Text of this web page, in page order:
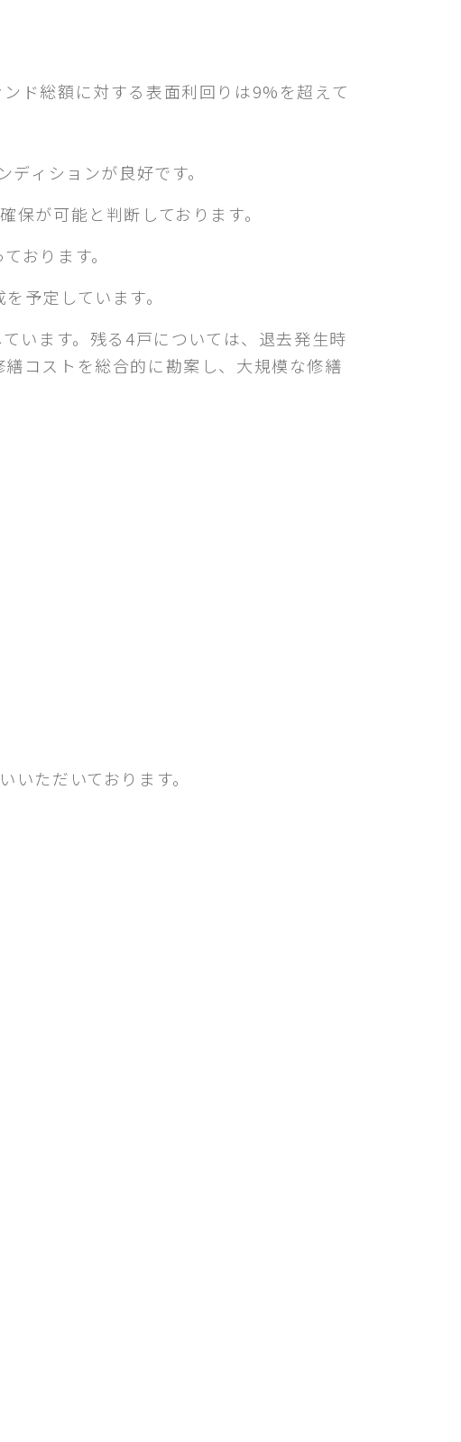
ド総額に対する表面利回りは9%を超えて
ィションが良好です。
が可能と判断しております。
おります。
予定しています。
ます。残る4戸については、退去発生時
コストを総合的に勘案し、大規模な修繕
ただいております。